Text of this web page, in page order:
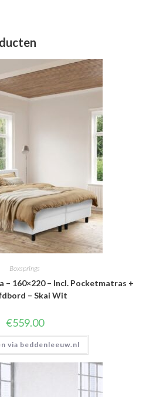
Boxsprings
– 160×220 – Incl. Pocketmatras +
– Skai Wit
€559.00
via beddenleeuw.nl